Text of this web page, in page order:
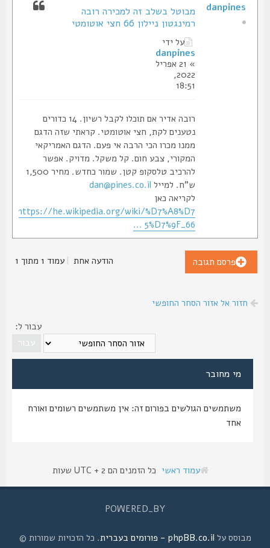
מבוטל בשלב זה למכירה רובה
רמינגטון ניילון 66 חצי אוטומטי
על ידי
danpines
» 21 אפריל
2022,
רובה אדיר אם תוכלו לקבל רשיון. 14 כדורים
נטענים לקת, חצי אוטומטי. קראתי שזה הדגם
ממנו מכרו הכי הרבה אי פעם. הדגם האמריקאי
המקורי, צבע חום. קל משקל. מדויק. אפשר
להרכיב טלסקופ קטן. שמור כחדש. מחיר 1,500
ש"ח. למיילdan@pines.co.il
לקריאה כאן
https://he.wikipedia.org/wiki/%D7%A8%D7
... 5%D7%9F_66
danpines
פרסם תגובה הודעה אחת |עמוד1מתוך1
חזור אל אזור הסחר החופשי
עבור ל:
מי מחובר
משתמשים הגולשים בפורום זה: אין משתמשים רשומים ואורח
עמוד ראשי כל הזמנים הם UTC + 2 שעות
POWERED_BY
מבוסס עלphpBB.co.il - פורומים בעברית
. כל הזכויות שמורות ©